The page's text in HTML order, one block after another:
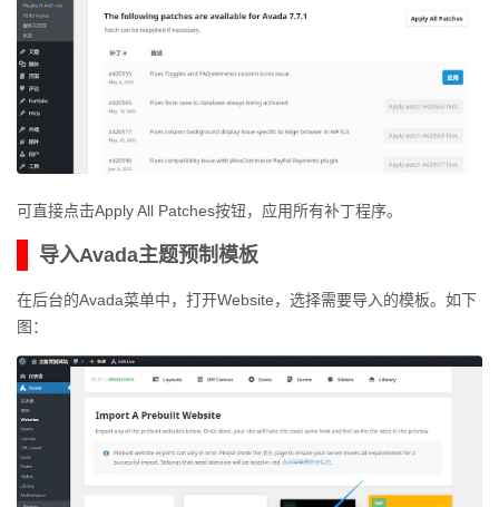
可直接点击Apply All Patches按钮，应用所有补丁程序。
导入Avada主题预制模板
在后台的Avada菜单中，打开Website，选择需要导入的模板。如下
图：